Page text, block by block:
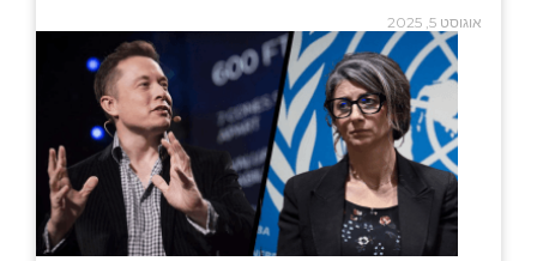
אוגוסט 5, 2025